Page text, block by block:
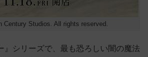
Century Studios. All rights reserved.
』シリーズで、最も恐ろしい闇の魔法